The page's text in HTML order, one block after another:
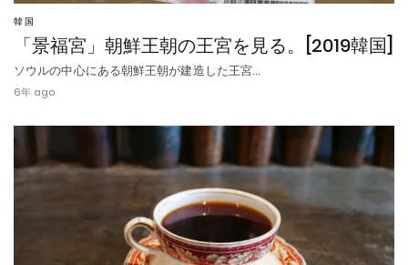
韓国
「景福宮」朝鮮王朝の王宮を見る。[2019韓国]
ソウルの中心にある朝鮮王朝が建造した王宮…
6年 ago